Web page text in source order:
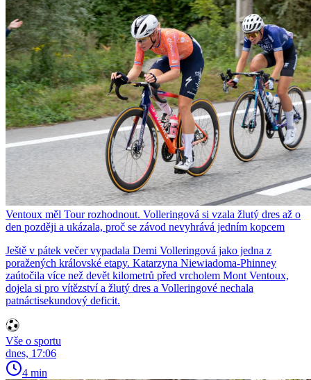
Ventoux měl Tour rozhodnout. Volleringová si vzala žlutý dres až o
den později a ukázala, proč se závod nevyhrává jedním kopcem
Ještě v pátek večer vypadala Demi Volleringová jako jedna z
poražených královské etapy. Katarzyna Niewiadoma-Phinney
zaútočila více než devět kilometrů před vrcholem Mont Ventoux,
dojela si pro vítězství a žlutý dres a Volleringové nechala
patnáctisekundový deficit.
Vše o sportu
dnes, 17:06
4 min